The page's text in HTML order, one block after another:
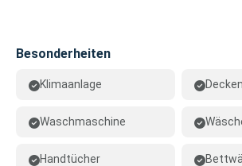
Besonderheiten
Klimaanlage
Waschmaschine
Handtücher